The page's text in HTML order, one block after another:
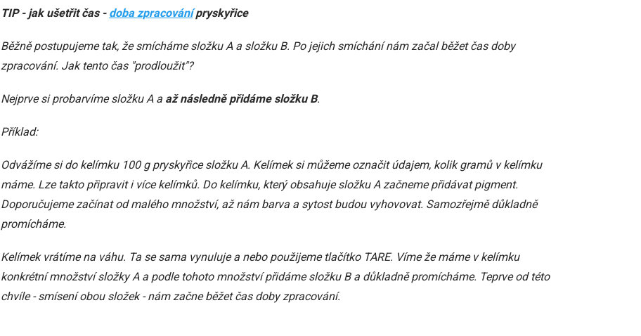
TIP - jak ušetřit čas - doba zpracovánípryskyřice
Běžně postupujeme tak, že smícháme složku A a složku B. Po jejich smíchání nám začal běžet čas doby
zpracování. Jak tento čas "prodloužit"?
Nejprve si probarvíme složku A a až následně přidáme složku B.
Příklad:
Odvážíme si do kelímku 100 g pryskyřice složku A. Kelímek si můžeme označit údajem, kolik gramů v kelímku
máme. Lze takto připravit i více kelímků. Do kelímku, který obsahuje složku A začneme přidávat pigment.
Doporučujeme začínat od malého množství, až nám barva a sytost budou vyhovovat. Samozřejmě důkladně
promícháme.
Kelímek vrátíme na váhu. Ta se sama vynuluje a nebo použijeme tlačítko TARE. Víme že máme v kelímku
konkrétní množství složky A a podle tohoto množství přidáme složku B a důkladně promícháme. Teprve od této
chvíle - smísení obou složek - nám začne běžet čas doby zpracování.